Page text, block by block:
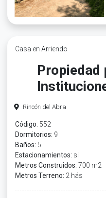
Casa en Arriendo
Propiedad
Rincón del Abra
Código: 552
Dormitorios: 9
Baños: 5
Estacionamientos: si
Metros Construidos: 700 m2
Metros Terreno: 2 hás